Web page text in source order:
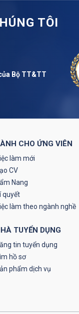
TÔI
Bộ TT&TT
CHO ỨNG VIÊN
làm mới
CV
Nang
quyết
làm theo ngành nghề
TUYỂN DỤNG
tin tuyển dụng
hồ sơ
phẩm dịch vụ